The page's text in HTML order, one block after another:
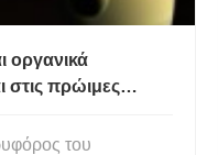
οργανικά
στις πρώιμες
του